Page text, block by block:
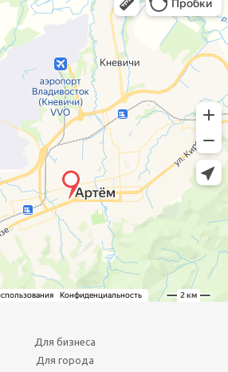
Для бизнеса
Для города